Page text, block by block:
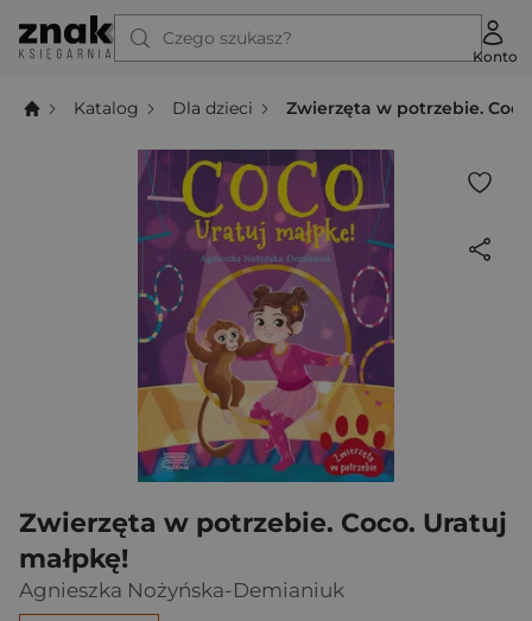
Czego szukasz?
Konto
Katalog Dla dzieci Zwierzęta w potrzebie.
Zwierzęta w potrzebie. Coco. Uratuj
małpkę!
Agnieszka Nożyńska-Demianiuk